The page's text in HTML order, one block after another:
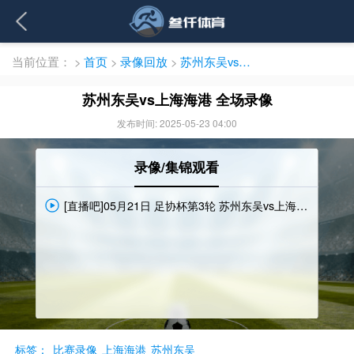
当前位置： > 首页 > 录像回放 > 苏州东吴vs上海海港 全场录像
苏州东吴vs上海海港 全场录像
发布时间: 2025-05-23 04:00
录像/集锦观看
[直播吧]05月21日 足协杯第3轮 苏州东吴vs上海海港 全场录像
标签： 比赛录像 上海海港 苏州东吴